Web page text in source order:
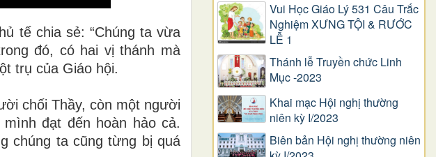
tế chia sẻ: “Chúng ta vừa
đó, có hai vị thánh mà
trụ của Giáo hội.
chối Thầy, còn một người
đạt đến hoàn hảo cả.
chúng ta cũng từng bị quá
Vui Học Giáo Lý 531 Câu Trắc
Nghiệm XƯNG TỘI & RƯỚC
LỄ 1
Thánh lễ Truyền chức Linh
Mục -2023
Khai mạc Hội nghị thường
niên kỳ I/2023
Biên bản Hội nghị thường niên